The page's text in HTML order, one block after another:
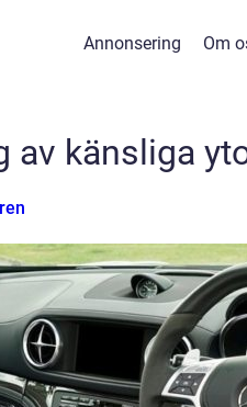
Annonsering Om
av känsliga